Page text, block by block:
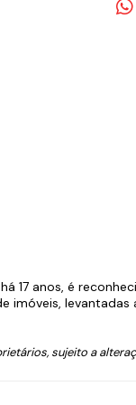
17 anos, é
levantadas
sujeito a